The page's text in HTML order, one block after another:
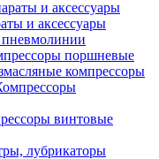
и аксессуары
пневмолинии
поршневые
компрессоры
винтовые
лубрикаторы